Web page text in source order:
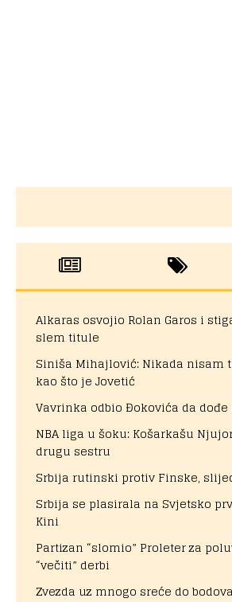
Alkaras osvojio Rolan Garos i
slem titule
Siniša Mihajlović: Nikada nisam
kao što je Jovetić
Vavrinka odbio Đokovića da dođe
NBA liga u šoku: Košarkašu
drugu sestru
Srbija rutinski protiv Finske,
Srbija se plasirala na Svjetsko
Kini
Partizan “slomio” Proleter za
“večiti” derbi
Zvezda uz mnogo sreće do